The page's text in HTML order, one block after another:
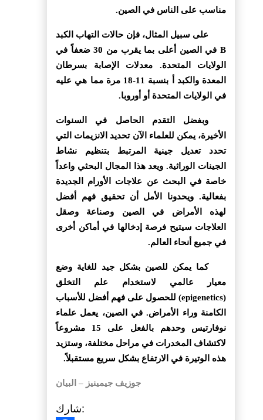
مناسب على الناس في الصين.
على سبيل المثال، فإن حالات التهاب الكبد
B في الصين أعلى بما يقرب من 30 ضعفاً في
الولايات المتحدة. معدلات الإصابة بسرطان
المعدة والكبد أ بنسبة 11-18 مرة مما هي عليه
في الولايات المتحدة أو أوروبا.
وبفضل التقدم الحاصل في السنوات
الأخيرة، يمكن للعلماء الآن تحديد الانزيمات التي
تحدد تعديل جينية المرتبط بتنظيم نشاط
الجينات الوراثية. ويعد هذا المجال البحثي واعداً
خاصة في البحث عن علاجات الأورام الجديدة
بفعالية. ويحدونا الأمل أن تحقيق فهم أفضل
لهذه الأمراض في الصين وصناعة وصقل
العلاجات سيتيح فرصة إدخالها في أماكن أخرى
في جميع أنحاء العالم.
كما يمكن للصين بشكل جيد للغاية وضع
معيار عالمي لاستخدام علم التخلق
(epigenetics) للحصول على فهم أفضل للأسباب
الكامنة وراء الأمراض. في الصين، يعمل علماء
نوفارتيس وحدهم بالفعل على 15 مشروعاً
لاكتشاف المخدرات في مراحل مختلفة، وستزيد
هذه الوتيرة في الارتفاع بشكل سريع مستقبلاً.
جوزيف جيمينيز – البيان
شارك: